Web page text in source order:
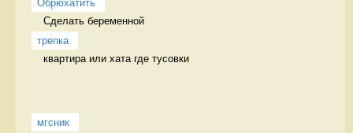
Обрюхатить
Сделать беременной
трепка
квартира или хата где тусовки
мгсник